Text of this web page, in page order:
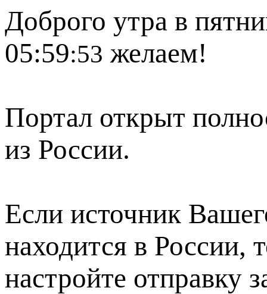
Доброго утра в
05:59:53 желаем!
Портал открыт
из России.
Если источник
находится в России,
настройте отправку